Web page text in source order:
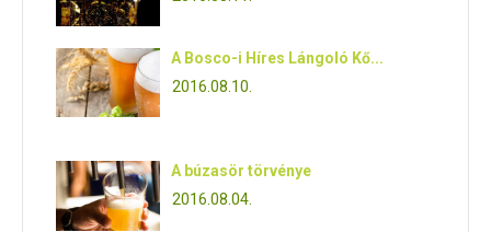
A Bosco-i Híres Lángoló Kő...
2016.08.10.
A búzasör törvénye
2016.08.04.